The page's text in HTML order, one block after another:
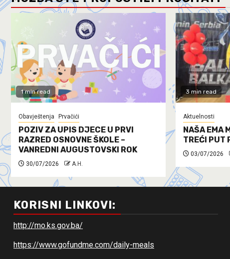
1 min read
Obavještenja Prvačići
POZIV ZA UPIS DJECE U PRVI
RAZRED OSNOVNE ŠKOLE –
VANREDNI AUGUSTOVSKI ROK
30/07/2026 A.H.
3 min read
Aktuelnosti
NAŠA EMA
TREĆI PUT
03/07/2026
KORISNI LINKOVI:
http://mo.ks.gov.ba/
https://www.gofundme.com/daily-meals